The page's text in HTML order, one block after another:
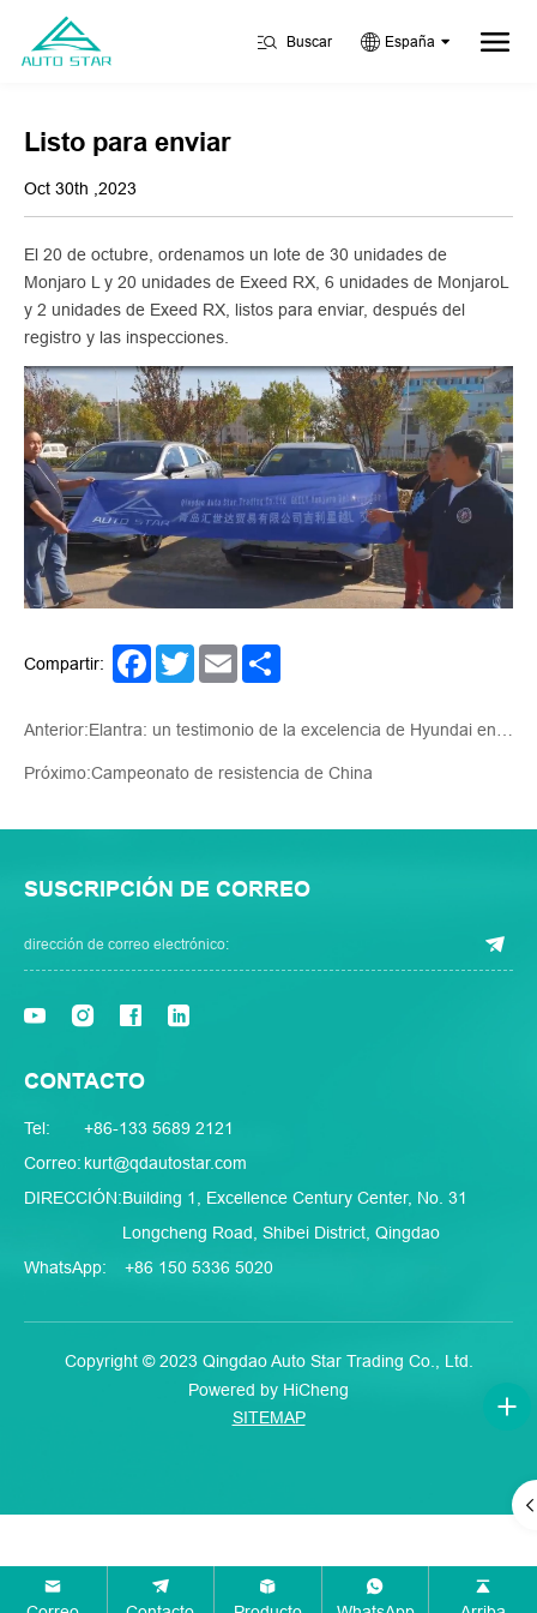
Buscar España
Listo para enviar
Oct 30th ,2023
El 20 de octubre, ordenamos un lote de 30 unidades de
Monjaro L y 20 unidades de Exeed RX, 6 unidades de MonjaroL
y 2 unidades de Exeed RX, listos para enviar, después del
registro y las inspecciones.
Compartir: Facebook
TwitterEmail
Anterior:Elantra: un testimonio de la excelencia de Hyundai en calidad asequible
Próximo:Campeonato de resistencia de China
SUSCRIPCIÓN DE CORREO
CONTACTO
Tel:
+86-133 5689 2121
Correo: kurt@qdautostar.com
DIRECCIÓN:Building 1, Excellence Century Center, No. 31
Longcheng Road, Shibei District, Qingdao
WhatsApp:
+86 150 5336 5020
Copyright © 2023 Qingdao Auto Star Trading Co., Ltd.
Powered by HiCheng
SITEMAP